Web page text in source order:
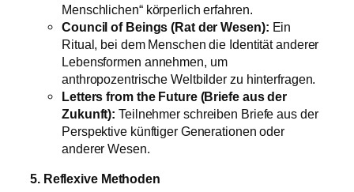
Menschlichen“ körperlich erfahren.
Council of Beings (Rat der Wesen): Ein
Ritual, bei dem Menschen die Identität anderer
Lebensformen annehmen, um
anthropozentrische Weltbilder zu hinterfragen.
Letters from the Future (Briefe aus der
Zukunft): Teilnehmer schreiben Briefe aus der
Perspektive künftiger Generationen oder
anderer Wesen.
5. Reflexive Methoden